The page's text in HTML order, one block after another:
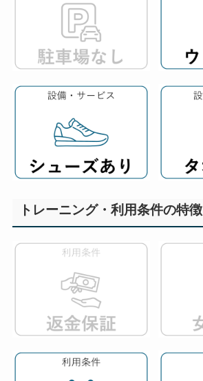
トレーニング・利用条件の特徴